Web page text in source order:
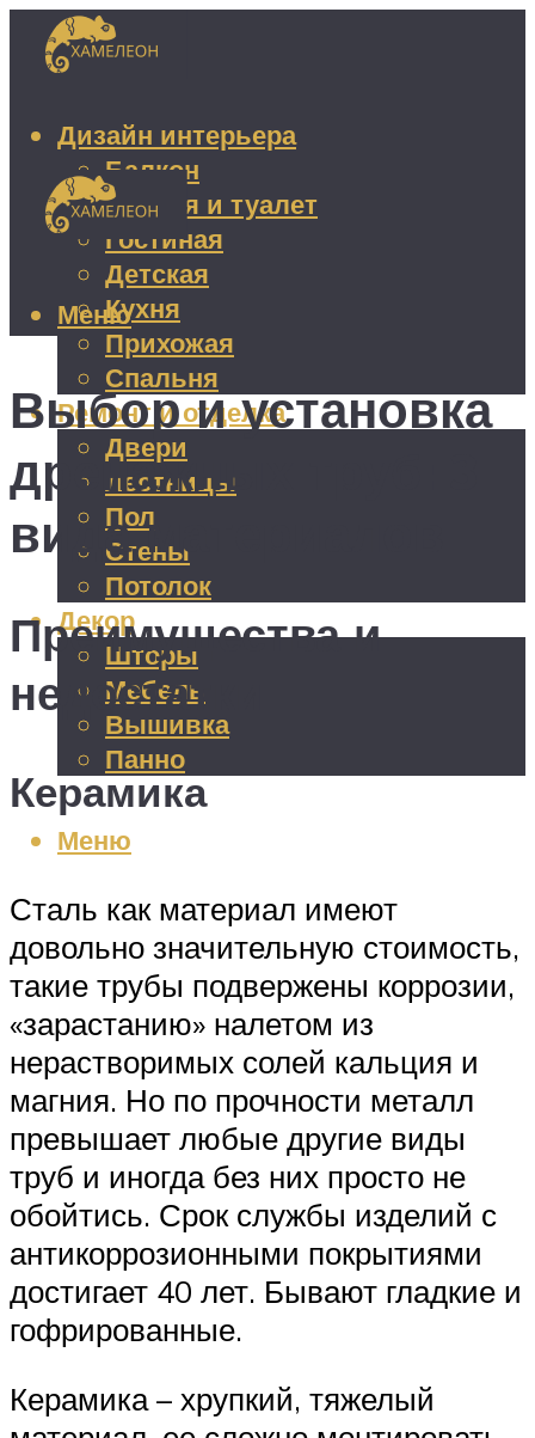
Дизайн интерьера
Балкон
Ванная и туалет
Гостиная
Детская
Кухня
Прихожая
Спальня
Ремонт и отделка
Двери
Лестницы
Пол
Стены
Потолок
Декор
Шторы
Мебель
Вышивка
Панно
Меню
Меню
Выбор и установка
дренажных труб: 3
вида материалов
Преимущества и
недостатки
Керамика
Сталь как материал имеют
довольно значительную стоимость,
такие трубы подвержены коррозии,
«зарастанию» налетом из
нерастворимых солей кальция и
магния. Но по прочности металл
превышает любые другие виды
труб и иногда без них просто не
обойтись. Срок службы изделий с
антикоррозионными покрытиями
достигает 40 лет. Бывают гладкие и
гофрированные.
Керамика – хрупкий, тяжелый